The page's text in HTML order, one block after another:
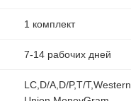
1 комплект
7-14 рабочих дней
LC,D/A,D/P,T/T,Western